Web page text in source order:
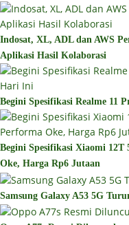
Indosat, XL, ADL dan AWS
Aplikasi Hasil Kolaborasi
Begini Spesifikasi Realme 11
Begini Spesifikasi Xiaomi
Oke, Harga Rp6 Jutaan
Samsung Galaxy A53 5G